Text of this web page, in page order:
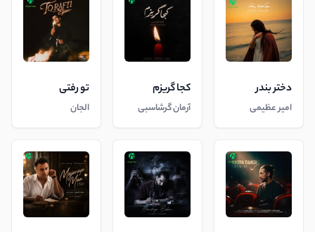
دختر بندر
امیر عظیمی
کجا گریزم
آرمان گرشاسبی
تو رفتی
الجان